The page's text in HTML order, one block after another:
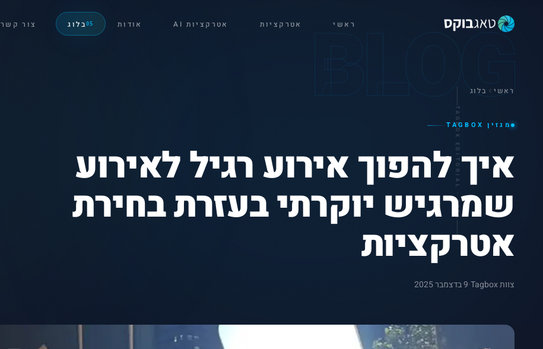
ראשי אטרקציות אטרקציות AI אודות 05בלוג צור קשר BLOG
TAGBOX EDITORIAL · 2026
ראשי בלוג
מגזין TAGBOX
איך להפוך אירוע רגיל לאירוע
שמרגיש יוקרתי בעזרת בחירת
אטרקציות
צוות Tagbox ·9 בדצמבר 2025